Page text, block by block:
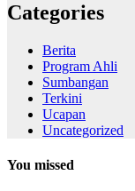
Categories
Berita
Program Ahli
Sumbangan
Terkini
Ucapan
Uncategorized
You missed